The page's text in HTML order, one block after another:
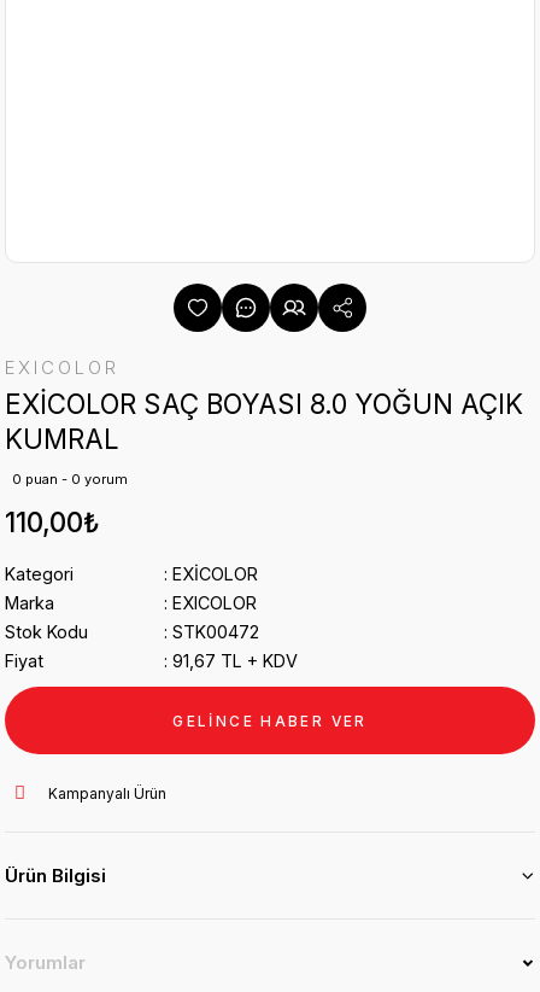
EXICOLOR
EXİCOLOR SAÇ BOYASI 8.0 YOĞUN AÇIK
KUMRAL
0 puan - 0 yorum
110,00₺
Kategori
EXİCOLOR
Marka
EXICOLOR
Stok Kodu
STK00472
Fiyat
91,67 TL + KDV
GELİNCE HABER VER
Kampanyalı Ürün
Ürün Bilgisi
Yorumlar